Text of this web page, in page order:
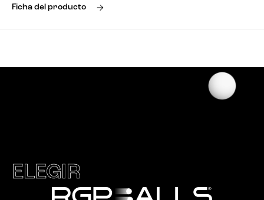
Ficha del producto
ELEGIR